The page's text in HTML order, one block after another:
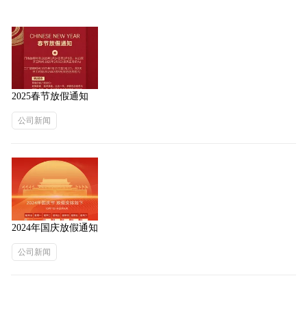
2025春节放假通知
公司新闻
2024年国庆放假通知
公司新闻